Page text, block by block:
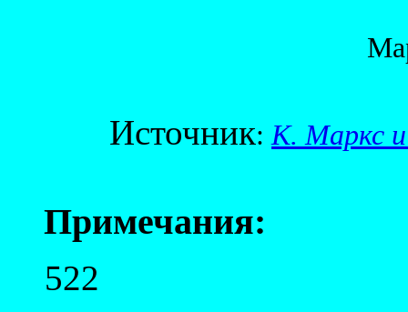
Источник: К. Маркс
Примечания:
522